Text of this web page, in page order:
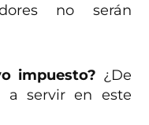
no serán
impuesto? ¿De
a servir en este